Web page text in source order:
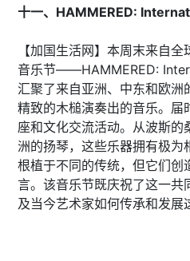
十一、HAMMERED:
【加国生活网】本周末来自
音乐节——HAMMERED:
汇聚了来自亚洲、中东和欧
精致的木槌演奏出的音乐。
座和文化交流活动。从波斯
洲的扬琴，这些乐器拥有极
根植于不同的传统，但它们
言。该音乐节既庆祝了这一共
及当今艺术家如何传承和发展